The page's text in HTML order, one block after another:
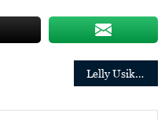
Lelly Usiku nommée CEO par intérim de Namib Desert Diamonds (NAMDIA)